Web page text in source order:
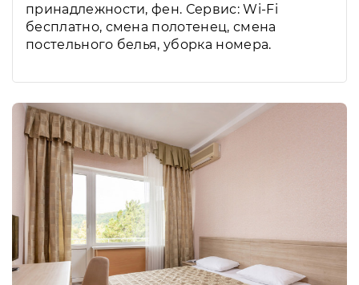
принадлежности, фен. Сервис: Wi-Fi
бесплатно, смена полотенец, смена
постельного белья, уборка номера.